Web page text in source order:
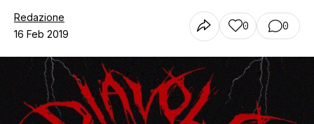
Chi siamo
Contatti
Redazione
16 Feb 2019
0 0